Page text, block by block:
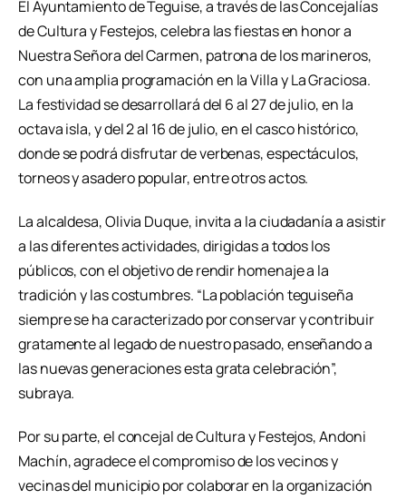
El Ayuntamiento de Teguise, a través de las Concejalías
de Cultura y Festejos, celebra las fiestas en honor a
Nuestra Señora del Carmen, patrona de los marineros,
con una amplia programación en la Villa y La Graciosa.
La festividad se desarrollará del 6 al 27 de julio, en la
octava isla, y del 2 al 16 de julio, en el casco histórico,
donde se podrá disfrutar de verbenas, espectáculos,
torneos y asadero popular, entre otros actos.
La alcaldesa, Olivia Duque, invita a la ciudadanía a asistir
a las diferentes actividades, dirigidas a todos los
públicos, con el objetivo de rendir homenaje a la
tradición y las costumbres. “La población teguiseña
siempre se ha caracterizado por conservar y contribuir
gratamente al legado de nuestro pasado, enseñando a
las nuevas generaciones esta grata celebración”,
subraya.
Por su parte, el concejal de Cultura y Festejos, Andoni
Machín, agradece el compromiso de los vecinos y
vecinas del municipio por colaborar en la organización